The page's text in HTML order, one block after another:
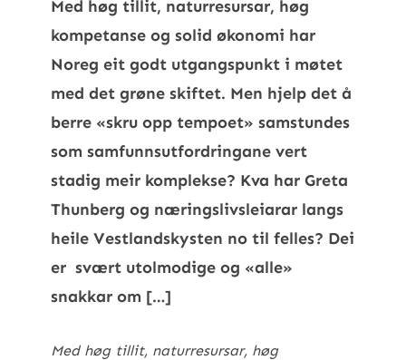
Med høg tillit, naturresursar, høg
kompetanse og solid økonomi har
Noreg eit godt utgangspunkt i møtet
med det grøne skiftet. Men hjelp det å
berre «skru opp tempoet» samstundes
som samfunnsutfordringane vert
stadig meir komplekse? Kva har Greta
Thunberg og næringslivsleiarar langs
heile Vestlandskysten no til felles? Dei
er svært utolmodige og «alle»
snakkar om […]
Med høg tillit, naturresursar, høg